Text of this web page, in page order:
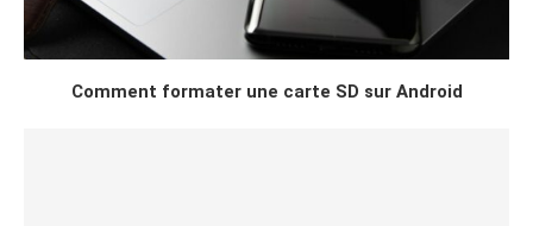
Comment formater une carte SD sur Android